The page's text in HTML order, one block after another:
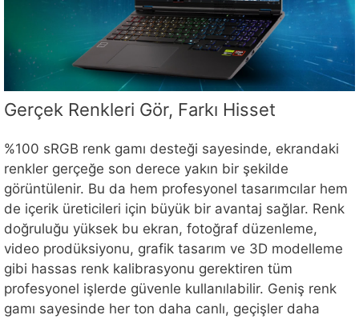
Gerçek Renkleri Gör, Farkı Hisset
%100 sRGB renk gamı desteği sayesinde, ekrandaki
renkler gerçeğe son derece yakın bir şekilde
görüntülenir. Bu da hem profesyonel tasarımcılar hem
de içerik üreticileri için büyük bir avantaj sağlar. Renk
doğruluğu yüksek bu ekran, fotoğraf düzenleme,
video prodüksiyonu, grafik tasarım ve 3D modelleme
gibi hassas renk kalibrasyonu gerektiren tüm
profesyonel işlerde güvenle kullanılabilir. Geniş renk
gamı sayesinde her ton daha canlı, geçişler daha